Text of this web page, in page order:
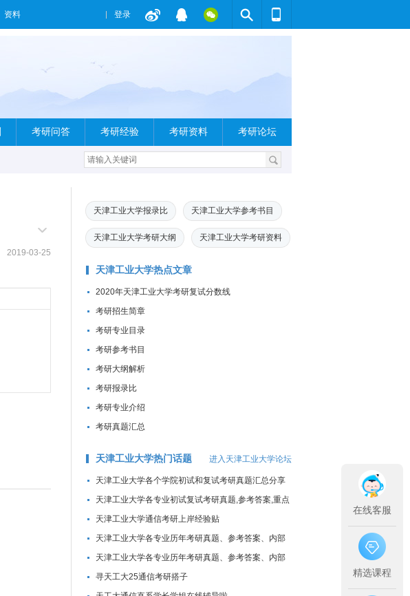
资料 登录
考研问答 考研经验 考研资料 考研论坛
2019-03-25
天津工业大学报录比 天津工业大学参考书目
天津工业大学考研大纲 天津工业大学考研资料
天津工业大学热点文章
2020年天津工业大学考研复试分数线
考研招生简章
考研专业目录
考研参考书目
考研大纲解析
考研报录比
考研专业介绍
考研真题汇总
天津工业大学热门话题 进入天津工业大学论坛
天津工业大学各个学院初试和复试考研真题汇总分享
天津工业大学各专业初试复试考研真题,参考答案,重点
范围
天津工业大学通信考研上岸经验贴
天津工业大学各专业历年考研真题、参考答案、内部
笔记
天津工业大学各专业历年考研真题、参考答案、内部
笔记
寻天工大25通信考研搭子
在线客服
精选课程